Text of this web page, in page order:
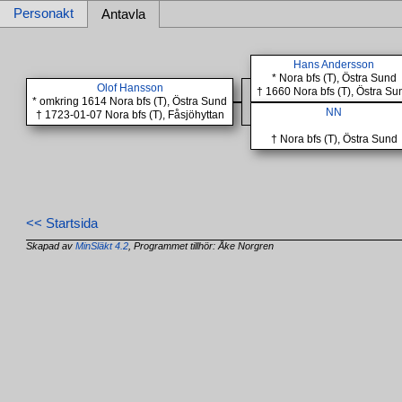
Personakt Antavla
Olof Hansson
* omkring 1614 Nora bfs (T), Östra Sund
† 1723-01-07 Nora bfs (T), Fåsjöhyttan
Hans Andersson
* Nora bfs (T), Östra Sund
† 1660 Nora bfs (T), Östra
NN
† Nora bfs (T), Östra Sund
<< Startsida
Skapad avMinSläkt 4.2 , Programmet tillhör: Åke Norgren